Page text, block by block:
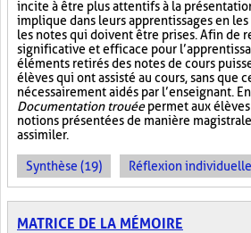
incite à être plus attentifs à la
implique dans leurs apprentissages en
les notes qui doivent être prises. Afin de
significative et efficace pour
éléments retirés des notes de cours
élèves qui ont assisté au cours, sans que
nécessairement aidés par l’enseignant.
Documentation trouéepermet aux
notions présentées de manière
assimiler.
Synthèse (19) Réflexion
MATRICE DE LA MÉMOIRE